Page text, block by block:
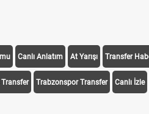
Canlı Anlatım At Yarışı Transfer
Transfer Trabzonspor Transfer Canlı İzle